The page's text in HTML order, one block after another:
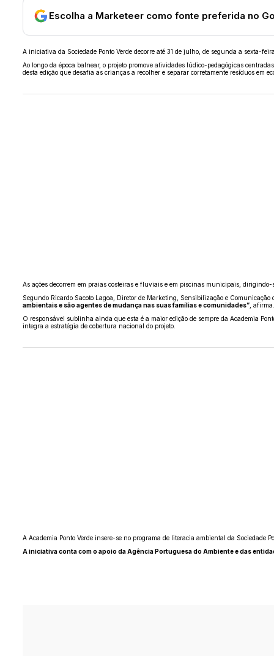
Escolha a Marketeer como fonte preferida no
A iniciativa da Sociedade Ponto Verde decorre até 31 de julho, de segunda a sexta-
Ao longo da época balnear, o projeto promove atividades lúdico-pedagógicas
desta edição que desafia as crianças a recolher e separar corretamente resíduos em
As ações decorrem em praias costeiras e fluviais e em piscinas municipais,
Segundo Ricardo Sacoto Lagoa, Diretor de Marketing, Sensibilização e
ambientais e são agentes de mudança nas suas famílias e comunidades”, afirma.
O responsável sublinha ainda que esta é a maior edição de sempre da Academia
integra a estratégia de cobertura nacional do projeto.
A Academia Ponto Verde insere-se no programa de literacia ambiental da Sociedade
A iniciativa conta com o apoio da Agência Portuguesa do Ambiente e das